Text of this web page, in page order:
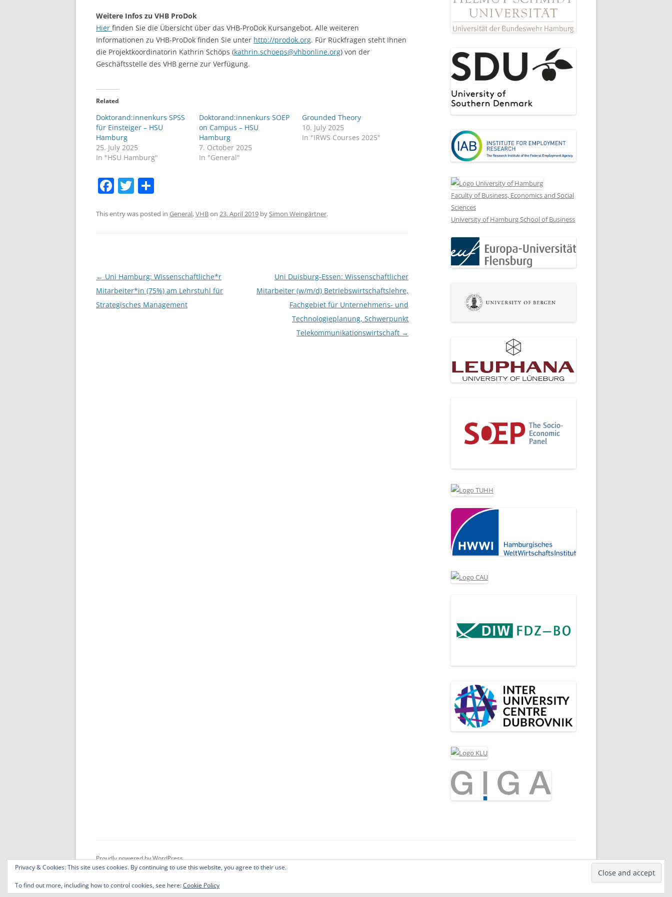
Weitere Infos zu VHB ProDok
Hier finden Sie die Übersicht über das VHB-ProDok Kursangebot. Alle weiteren
Informationen zu VHB-ProDok finden Sie unter http://prodok.org. Für Rückfragen steht Ihnen
die Projektkoordinatorin Kathrin Schöps (kathrin.schoeps@vhbonline.org) von der
Geschäftsstelle des VHB gerne zur Verfügung.
Related
Doktorand:innenkurs SPSS
für Einsteiger – HSU
Hamburg
25. July 2025
In "HSU Hamburg"
Doktorand:innenkurs SOEP
on Campus – HSU
Hamburg
7. October 2025
In "General"
Grounded Theory
10. July 2025
In "IRWS Courses 2025"
F
c
o
k
T
itt ar
This entry was posted in General,VHBon 23. April 2019 bySimon Weingärtner.
Post
navigation
← Uni Hamburg: Wissenschaftliche*r
Mitarbeiter*in (75%) am Lehrstuhl für
Strategisches Management
Uni Duisburg-Essen: Wissenschaftlicher
Mitarbeiter (w/m/d) Betriebswirtschaftslehre,
Fachgebiet für Unternehmens- und
Technologieplanung, Schwerpunkt
Telekommunikationswirtschaft →
Faculty of Business, Economics and Social
Sciences
University of Hamburg School of Business
Proudly powered by WordPress
Privacy & Cookies: This site uses cookies. By continuing to use this website, you agree to their use.
To find out more, including how to control cookies, see here:Cookie Policy